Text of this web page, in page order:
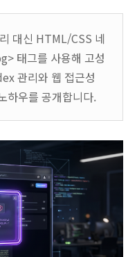
대신 HTML/CSS 네
태그를 사용해 고성
관리와 웹 접근성
하우를 공개합니다.